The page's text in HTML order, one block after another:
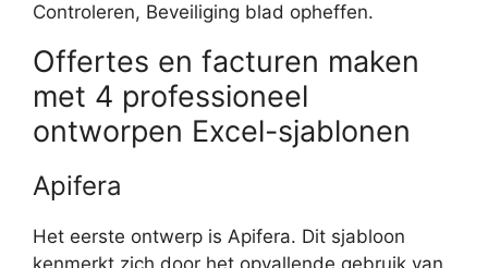
Controleren, Beveiliging blad opheffen.
Offertes en facturen maken
met 4 professioneel
ontworpen Excel-sjablonen
Apifera
Het eerste ontwerp is Apifera. Dit sjabloon